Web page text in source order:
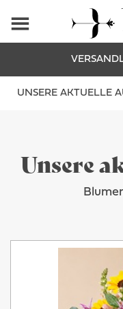
UNSERE AKTUELLE
Unsere